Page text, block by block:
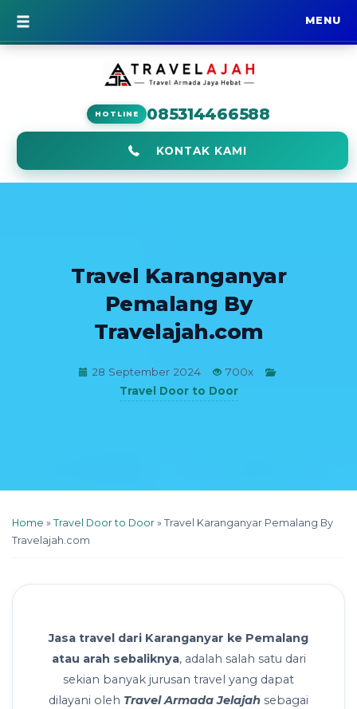
MENU
BERANDA
HOTLINE 085314466588
KONTAK KAMI
Travel Karanganyar
Pemalang By
Travelajah.com
28 September 2024
700x
Travel Door to Door
Home » Travel Door to Door » Travel Karanganyar Pemalang By
Travelajah.com
Jasa travel dari Karanganyar ke Pemalang
atau arah sebaliknya, adalah salah satu dari
sekian banyak jurusan travel yang dapat
dilayani oleh Travel Armada Jelajah sebagai